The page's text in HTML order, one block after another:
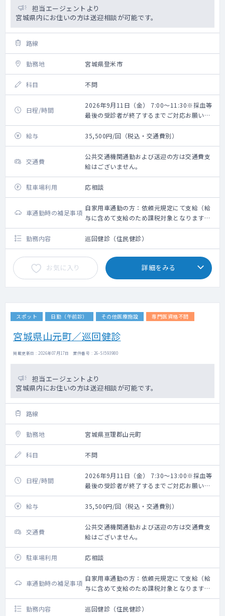
担当エージェントより
宮城県内にお住いの方は送迎相談が可能です。
路線
勤務地 宮城県登米市
科目 不問
日程/時間
2026年9月11日（金） 7:00～11:30※採血等
最後の受診者が終了するまでご対応お願いい
たします。
給与
35,500円/回（税込・交通費別）
交通費
公共交通機関通勤および送迎の方は交通費支
給はございません。
駐車場利用 応相談
車通勤時の補足事項
自家用車通勤の方：依頼元規定にて支給（給
与に含めて支給のため課税対象となります。
備考欄参照ください）
勤務内容
巡回健診（住民健診）
お気に入り 詳細をみる
スポット 日勤（午前診） その他医療施設 専門医資格不問
宮城県山元町／巡回健診
掲載更新日 : 2026年07月17日 案件番号 : 26-SI593980
担当エージェントより
宮城県内にお住いの方は送迎相談が可能です。
路線
勤務地 宮城県亘理郡山元町
科目 不問
日程/時間
2026年9月11日（金） 7:30～13:00※採血等
最後の受診者が終了するまでご対応お願いい
たします。
給与
35,500円/回（税込・交通費別）
交通費
公共交通機関通勤および送迎の方は交通費支
給はございません。
駐車場利用 応相談
車通勤時の補足事項
自家用車通勤の方：依頼元規定にて支給（給
与に含めて支給のため課税対象となります。
備考欄参照ください）
勤務内容
巡回健診（住民健診）